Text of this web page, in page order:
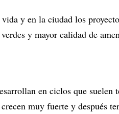
y en la ciudad los
y mayor calidad de
en ciclos que suelen
muy fuerte y después